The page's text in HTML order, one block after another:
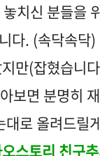
치신 분들을
다. (속닥속닥)
만(잡혔습니
보면 분명히
대로 올려드릴
스토리 친구